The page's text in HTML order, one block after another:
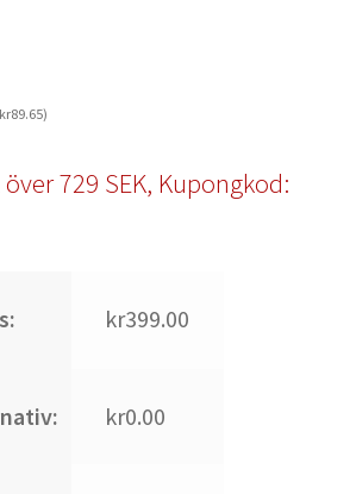
kr89.65)
729 SEK, Kupongkod:
kr399.00
kr0.00